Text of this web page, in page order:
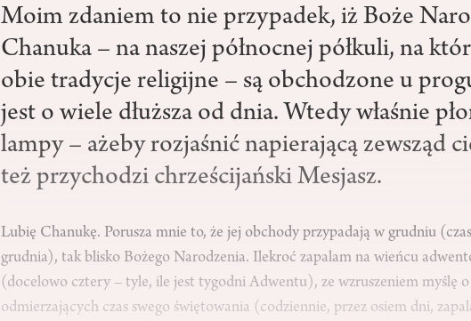
Moim zdaniem to nie przypadek, iż Boże
Chanuka – na naszej północnej półkuli, na
obie tradycje religijne – są obchodzone u
jest o wiele dłuższa od dnia. Wtedy właśnie
lampy – ażeby rozjaśnić napierającą zewsząd
też przychodzi chrześcijański Mesjasz.
Lubię Chanukę. Porusza mnie to, że jej obchody przypadają w grudniu
grudnia), tak blisko Bożego Narodzenia. Ilekroć zapalam na wieńcu
(docelowo cztery – tyle, ile jest tygodni Adwentu), ze wzruszeniem myślę
odmierzających czas swego świętowania (codziennie, przez osiem dni,